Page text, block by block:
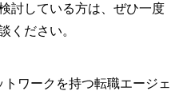
討している方は、ぜひ一度
ください。
ワークを持つ転職エージェ